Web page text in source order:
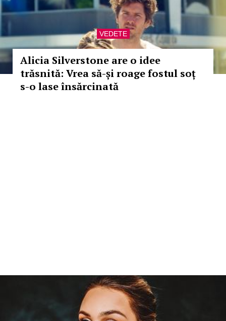
VEDETE
Alicia Silverstone are o idee
trăsnită: Vrea să-și roage fostul soț
s-o lase însărcinată